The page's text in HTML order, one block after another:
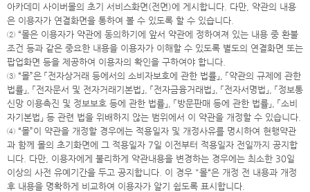
아카데미 사이버몰의 초기 서비스화면(전면)에 게시합니다. 다만, 약관의 내용
은 이용자가 연결화면을 통하여 볼 수 있도록 할 수 있습니다.
② “몰은 이용자가 약관에 동의하기에 앞서 약관에 정하여져 있는 내용 중 환불
조건 등과 같은 중요한 내용을 이용자가 이해할 수 있도록 별도의 연결화면 또는
팝업화면 등을 제공하여 이용자의 확인을 구하여야 합니다.
③ “몰”은 「전자상거래 등에서의 소비자보호에 관한 법률」, 「약관의 규제에 관한
법률」, 「전자문서 및 전자거래기본법」, 「전자금융거래법」, 「전자서명법」, 「정보통
신망 이용촉진 및 정보보호 등에 관한 법률」, 「방문판매 등에 관한 법률」, 「소비
자기본법」 등 관련 법을 위배하지 않는 범위에서 이 약관을 개정할 수 있습니다.
④ “몰”이 약관을 개정할 경우에는 적용일자 및 개정사유를 명시하여 현행약관
과 함께 몰의 초기화면에 그 적용일자 7일 이전부터 적용일자 전일까지 공지합
니다. 다만, 이용자에게 불리하게 약관내용을 변경하는 경우에는 최소한 30일
이상의 사전 유예기간을 두고 공지합니다. 이 경우 "몰“은 개정 전 내용과 개정
후 내용을 명확하게 비교하여 이용자가 알기 쉽도록 표시합니다.